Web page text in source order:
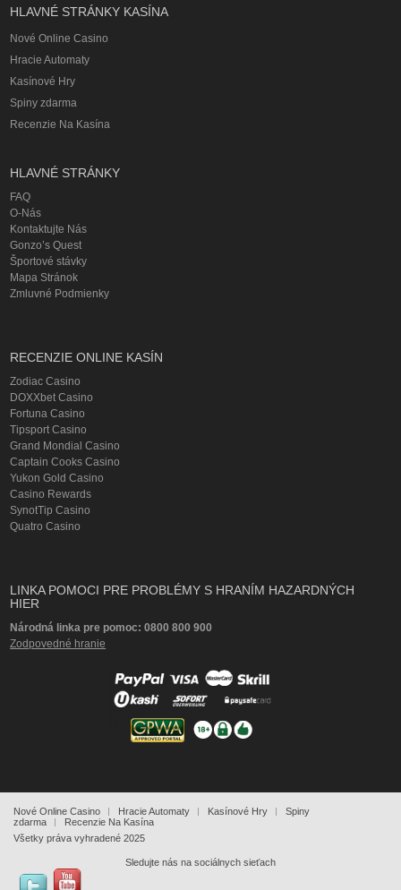
HLAVNÉ STRÁNKY KASÍNA
Nové Online Casino
Hracie Automaty
Kasínové Hry
Spiny zdarma
Recenzie Na Kasína
HLAVNÉ STRÁNKY
FAQ
O-Nás
Kontaktujte Nás
Gonzo’s Quest
Športové stávky
Mapa Stránok
Zmluvné Podmienky
RECENZIE ONLINE KASÍN
Zodiac Casino
DOXXbet Casino
Fortuna Casino
Tipsport Casino
Grand Mondial Casino
Captain Cooks Casino
Yukon Gold Casino
Casino Rewards
SynotTip Casino
Quatro Casino
LINKA POMOCI PRE PROBLÉMY S HRANÍM HAZARDNÝCH
HIER
Národná linka pre pomoc: 0800 800 900
Zodpovedné hranie
Nové Online Casino Hracie Automaty Kasínové Hry
Spiny
zdarma
Recenzie Na Kasína
Všetky práva vyhradené 2025
Sledujte nás na sociálnych sieťach